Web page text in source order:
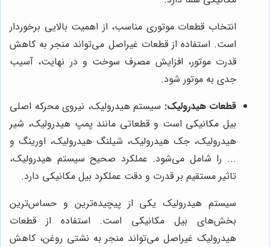
انتخاب قطعات موتوری مناسب، از اهمیت بالایی برخوردار
است. استفاده از قطعات غیراصل می‌تواند منجر به کاهش
قدرت موتور، افزایش مصرف سوخت و در نهایت، آسیب
جدی به موتور شود.
قطعات هیدرولیک: سیستم هیدرولیک، نیروی محرکه اصلی
بیل مکانیکی است و قطعاتی مانند پمپ هیدرولیک، شیر
هیدرولیک، جک هیدرولیک، شیلنگ هیدرولیک، اورینگ و
... را شامل می‌شود. عملکرد صحیح سیستم هیدرولیک،
تاثیر مستقیم بر قدرت و دقت عملکرد بیل مکانیکی دارد.
سیستم هیدرولیک یکی از پیچیده‌ترین و حساس‌ترین
بخش‌های بیل مکانیکی است. استفاده از قطعات
هیدرولیک غیراصل می‌تواند منجر به نشتی روغن، کاهش